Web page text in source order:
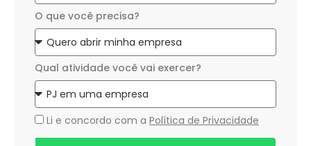
O que você precisa?
Qual atividade você vai exercer?
Li e concordo com a Política de Privacidade